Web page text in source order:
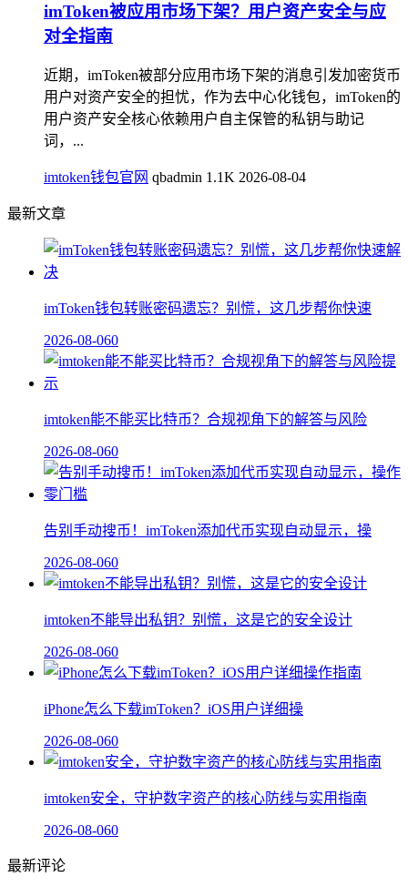
imToken被应用市场下架？用户资产安全与应
对全指南
近期，imToken被部分应用市场下架的消息引发加密货币
用户对资产安全的担忧，作为去中心化钱包，imToken的
用户资产安全核心依赖用户自主保管的私钥与助记
词，...
imtoken钱包官网 qbadmin 1.1K 2026-08-04
最新文章
imToken钱包转账密码遗忘？别慌，这几步帮你快速
2026-08-060
imtoken能不能买比特币？合规视角下的解答与风险
2026-08-060
告别手动搜币！imToken添加代币实现自动显示，操
2026-08-060
imtoken不能导出私钥？别慌，这是它的安全设计
2026-08-060
iPhone怎么下载imToken？iOS用户详细操
2026-08-060
imtoken安全，守护数字资产的核心防线与实用指南
2026-08-060
最新评论